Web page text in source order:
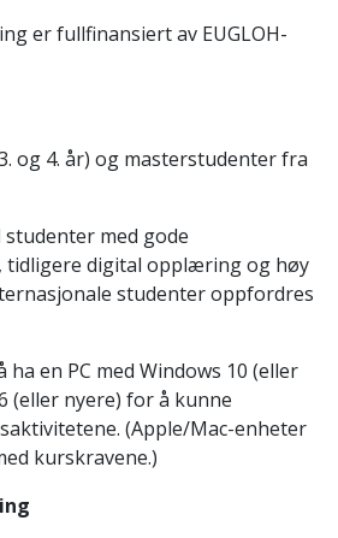
er fullfinansiert av EUGLOH-
og 4. år) og masterstudenter fra
med gode
tidligere digital opplæring og høy
studenter oppfordres
ha en PC med Windows 10 (eller
(eller nyere) for å kunne
(Apple/Mac-enheter
kurskravene.)